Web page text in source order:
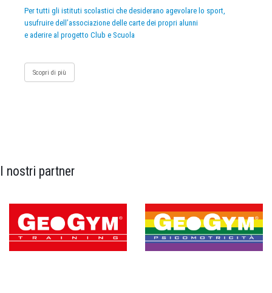
Per tutti gli istituti scolastici che desiderano agevolare lo sport,
usufruire dell’associazione delle carte dei propri alunni
e aderire al progetto Club e Scuola
Scopri di più
I nostri partner